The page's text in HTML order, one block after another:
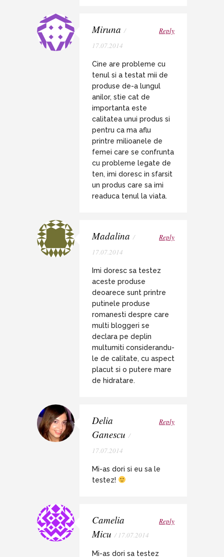
Miruna /
17.07.2014
Reply
Cine are probleme cu
tenul si a testat mii de
produse de-a lungul
anilor, stie cat de
importanta este
calitatea unui produs si
pentru ca ma aflu
printre milioanele de
femei care se confrunta
cu probleme legate de
ten, imi doresc in sfarsit
un produs care sa imi
readuca tenul la viata.
Madalina /
17.07.2014
Reply
Imi doresc sa testez
aceste produse
deoarece sunt printre
putinele produse
romanesti despre care
multi bloggeri se
declara pe deplin
multumiti considerandu-
le de calitate, cu aspect
placut si o putere mare
de hidratare.
Delia
Ganescu /
17.07.2014
Reply
Mi-as dori si eu sa le
testez!
Camelia
Micu / 17.07.2014
Reply
Mi-as dori sa testez